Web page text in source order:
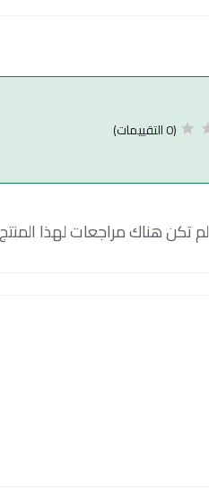
(0 التقييمات)
لم تكن هناك مراجعات لهذا